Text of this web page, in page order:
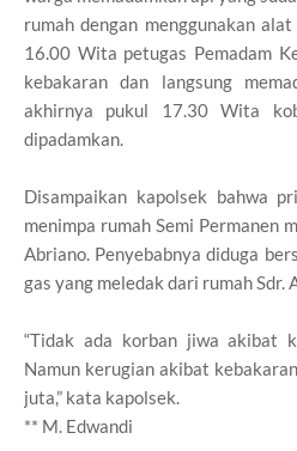
rumah dengan menggunakan
16.00 Wita petugas Pemadam
kebakaran dan langsung
akhirnya pukul 17.30 Wita
dipadamkan.
Disampaikan kapolsek bahwa
menimpa rumah Semi Permanen
Abriano. Penyebabnya diduga
gas yang meledak dari rumah Sdr.
“Tidak ada korban jiwa akibat
Namun kerugian akibat
juta,” kata kapolsek.
** M. Edwandi